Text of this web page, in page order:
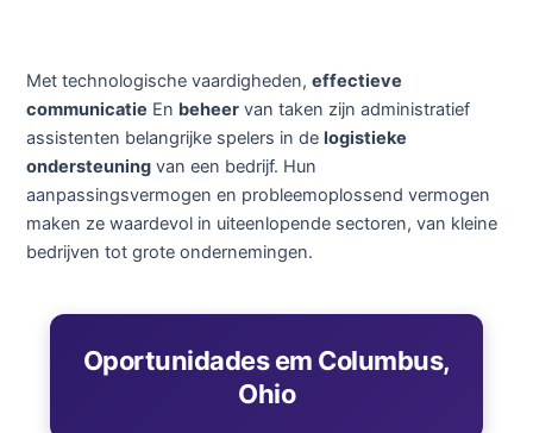
Met technologische vaardigheden,effectieve
communicatie En beheer van taken zijn administratief
assistenten belangrijke spelers in delogistieke
ondersteuning van een bedrijf. Hun
aanpassingsvermogen en probleemoplossend vermogen
maken ze waardevol in uiteenlopende sectoren, van kleine
bedrijven tot grote ondernemingen.
Oportunidades em Columbus,
Ohio